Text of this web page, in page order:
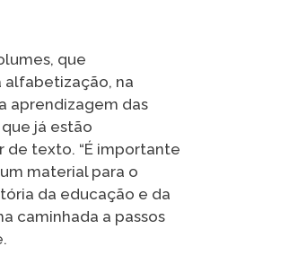
que
alfabetização, na
aprendizagem das
já estão
texto. “É importante
material para o
da educação e da
caminhada a passos